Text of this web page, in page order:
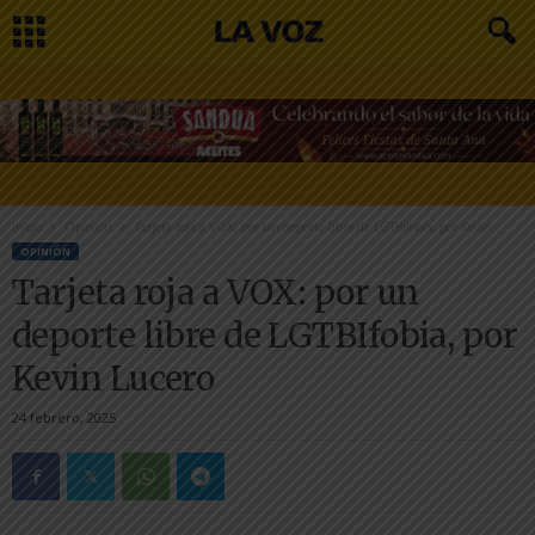
Inicio Opinión Tarjeta roja a VOX: por un deporte libre de LGTBIfobia, por Kevin...
OPINIÓN
Tarjeta roja a VOX: por un
deporte libre de LGTBIfobia, por
Kevin Lucero
24 febrero, 2025